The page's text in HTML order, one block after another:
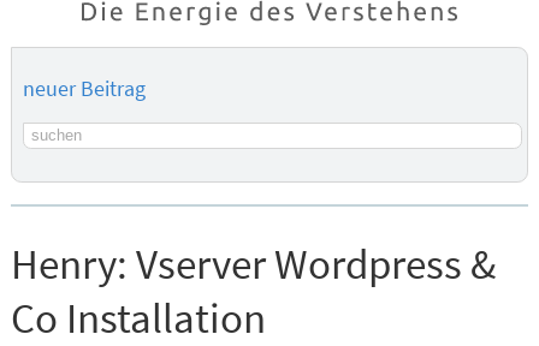
neuer Beitrag
Suchbegriff
Henry: Vserver Wordpress &
Co Installation